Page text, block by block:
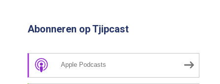
Abonneren op Tjipcast
Apple Podcasts